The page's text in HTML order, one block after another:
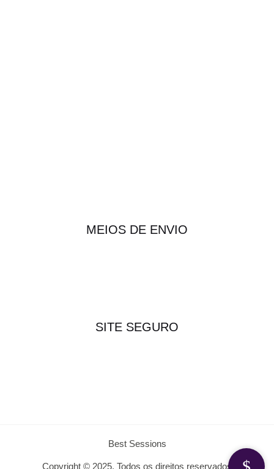
MEIOS DE ENVIO
SITE SEGURO
Best Sessions
Copyright © 2025. Todos os direitos reservados